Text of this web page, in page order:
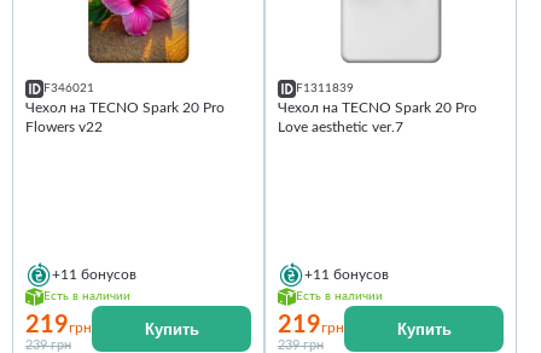
F346021
Чехол на TECNO Spark 20 Pro
Flowers v22
+11 бонусов
Есть в наличии
219грн
239 грн
Купить
F1311839
Чехол на TECNO Spark 20 Pro
Love aesthetic ver.7
+11 бонусов
Есть в наличии
219грн
239 грн
Купить